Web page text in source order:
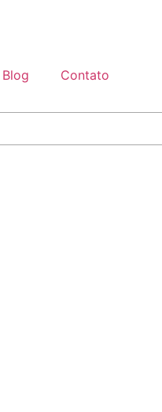
Blog Contato